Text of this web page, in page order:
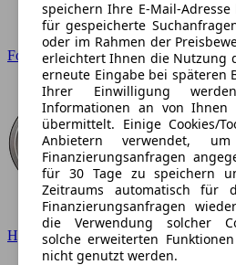
Ford
Hyundai
speichern Ihre E-Mail-
für gespeicherte
oder im Rahmen der
erleichtert Ihnen die Nutzung
erneute Eingabe bei späteren
Ihrer Einwilligung
Informationen an von Ihnen
übermittelt. Einige Cookies/
Anbietern verwendet,
Finanzierungsanfragen
für 30 Tage zu speichern
Zeitraums automatisch für
Finanzierungsanfragen
die Verwendung solcher
solche erweiterten
nicht genutzt werden.